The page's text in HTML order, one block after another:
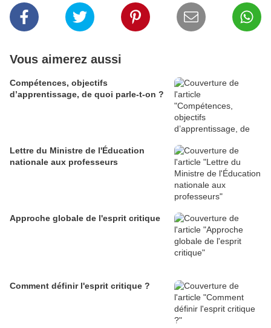
Vous aimerez aussi
Compétences, objectifs
d’apprentissage, de quoi parle-t-on ?
Lettre du Ministre de l'Éducation
nationale aux professeurs
Approche globale de l'esprit critique
Comment définir l'esprit critique ?